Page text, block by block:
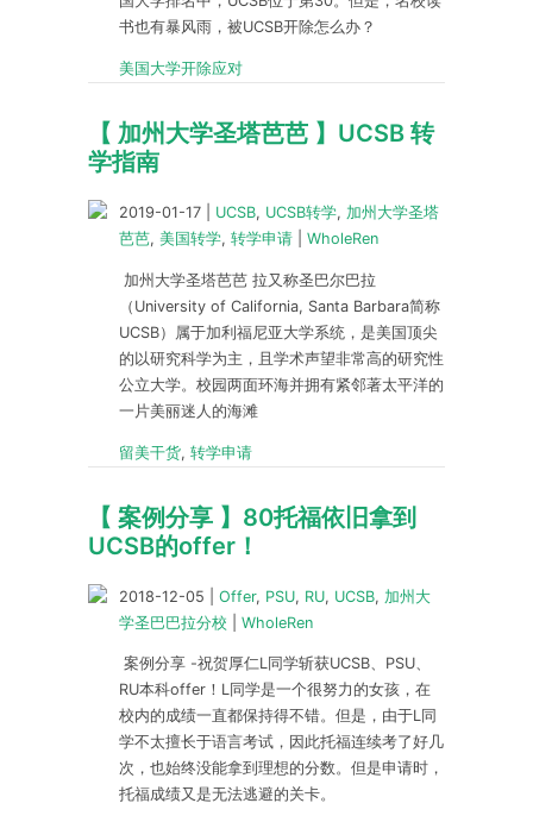
书也有暴风雨，被UCSB开除怎么办？
美国大学开除应对
【 加州大学圣塔芭芭 】UCSB 转
学指南
2019-01-17 UCSB, UCSB转学, 加州大学圣塔
芭芭, 美国转学, 转学申请 WholeRen
加州大学圣塔芭芭 拉又称圣巴尔巴拉
（University of California, Santa Barbara简称
UCSB）属于加利福尼亚大学系统，是美国顶尖
的以研究科学为主，且学术声望非常高的研究性
公立大学。校园两面环海并拥有紧邻著太平洋的
一片美丽迷人的海滩
留美干货, 转学申请
【 案例分享 】80托福依旧拿到
UCSB的offer！
2018-12-05 Offer, PSU, RU, UCSB, 加州大
学圣巴巴拉分校
WholeRen
案例分享 -祝贺厚仁L同学斩获UCSB、PSU、
RU本科offer！L同学是一个很努力的女孩，在
校内的成绩一直都保持得不错。但是，由于L同
学不太擅长于语言考试，因此托福连续考了好几
次，也始终没能拿到理想的分数。但是申请时，
托福成绩又是无法逃避的关卡。